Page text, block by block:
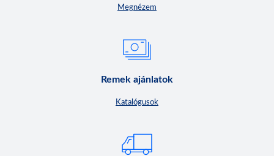
Megnézem
Remek ajánlatok
Katalógusok